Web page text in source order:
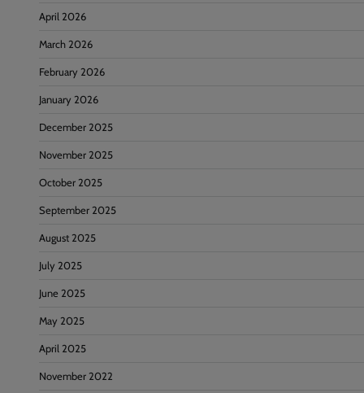
April 2026
March 2026
February 2026
January 2026
December 2025
November 2025
October 2025
September 2025
August 2025
July 2025
June 2025
May 2025
April 2025
November 2022